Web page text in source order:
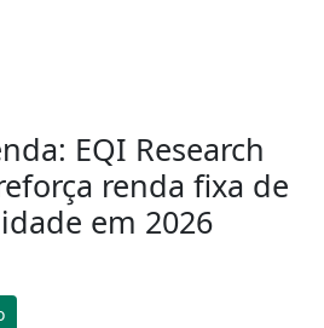
EQI Research
renda fixa de
em 2026